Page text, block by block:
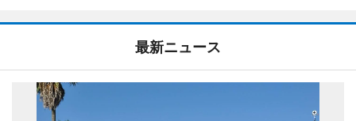
最新ニュース